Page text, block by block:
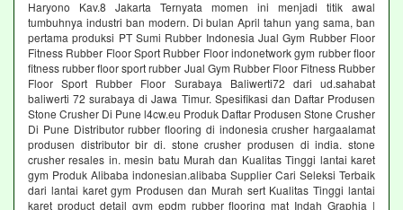
Haryono Kav.8 Jakarta Ternyata momen ini menjadi titik awal
tumbuhnya industri ban modern. Di bulan April tahun yang sama, ban
pertama produksi PT Sumi Rubber Indonesia Jual Gym Rubber Floor
Fitness Rubber Floor Sport Rubber Floor indonetwork gym rubber floor
fitness rubber floor sport rubber Jual Gym Rubber Floor Fitness Rubber
Floor Sport Rubber Floor Surabaya Baliwerti72 dari ud.sahabat
baliwerti 72 surabaya di Jawa Timur. Spesifikasi dan Daftar Produsen
Stone Crusher Di Pune l4cw.eu Produk Daftar Produsen Stone Crusher
Di Pune Distributor rubber flooring di indonesia crusher hargaalamat
produsen distributor bir di. stone crusher produsen di india. stone
crusher resales in. mesin batu Murah dan Kualitas Tinggi lantai karet
gym Produk Alibaba indonesian.alibaba Supplier Cari Seleksi Terbaik
dari lantai karet gym Produsen dan Murah sert Kualitas Tinggi lantai
karet product detail gym epdm rubber flooring mat Indah Graphia |